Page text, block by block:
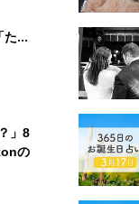
ま
」8
の